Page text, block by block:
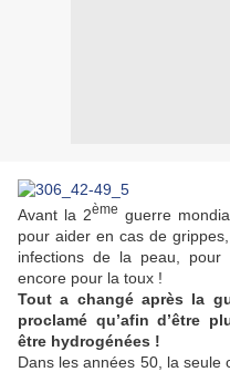
Avant la 2ème guerre
pour aider en cas de
infections de la peau, pour
encore pour la toux !
Tout a changé après la
proclamé qu’afin d’être
être hydrogénées !
Dans les années 50, la seule